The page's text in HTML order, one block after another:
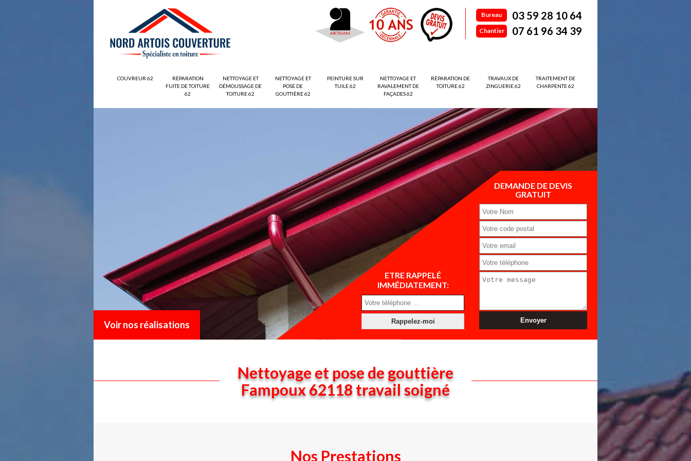
Bureau 03 59 28 10 64
Chantier 07 61 96 34 39
COUVREUR 62
RÉPARATION
FUITE DE TOITURE
62
NETTOYAGE ET
DÉMOUSSAGE DE
TOITURE 62
NETTOYAGE ET
POSE DE
GOUTTIÈRE 62
PEINTURE SUR
TUILE 62
NETTOYAGE ET
RAVALEMENT DE
FAÇADES 62
RÉPARATION DE
TOITURE 62
TRAVAUX DE
ZINGUERIE 62
TRAITEMENT DE
CHARPENTE 62
Voir nos réalisations
ETRE RAPPELÉ
IMMÉDIATEMENT:
DEMANDE DE DEVIS
GRATUIT
Nettoyage et pose de gouttière
Fampoux 62118 travail soigné
Nos Prestations